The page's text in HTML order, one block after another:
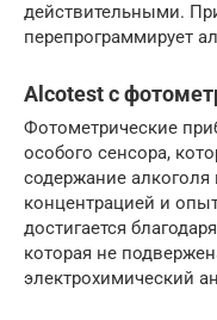
действительными.
перепрограммирует
Alcotest с
Фотометрические
особого сенсора,
содержание алкоголя
концентрацией и
достигается
которая не
электрохимический